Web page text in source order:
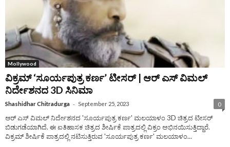
Mollywood
ವಿಕ್ರಮ್ ‘ಸೂರ್ಯಪುತ್ರ ಕರ್ಣ’ ಟೀಸರ್‌ | ಆರ್ ಎಸ್ ವಿಮಲ್
ನಿರ್ದೇಶನದ 3D ಸಿನಿಮಾ
Shashidhar Chitradurga - September 25, 2023 0
ಆರ್‌ ಎಸ್‌ ವಿಮಲ್‌ ನಿರ್ದೇಶನದ 'ಸೂರ್ಯಪುತ್ರ ಕರ್ಣ' ಮಲಯಾಳಂ 3D ಚಿತ್ರದ ಟೀಸರ್‌
ಬಿಡುಗಡೆಯಾಗಿದೆ. ಈ ಐತಿಹಾಸಕ ಚಿತ್ರದ ಶೀರ್ಷಿಕೆ ಪಾತ್ರದಲ್ಲಿ ವಿಕ್ರಂ ಅಭಿನಯಿಸುತ್ತಿದ್ದಾರೆ.
ವಿಕ್ರಮ್ ಶೀರ್ಷಿಕೆ ಪಾತ್ರದಲ್ಲಿ ನಟಿಸುತ್ತಿರುವ 'ಸೂರ್ಯಪುತ್ರ ಕರ್ಣ' ಮಲಯಾಳಂ...